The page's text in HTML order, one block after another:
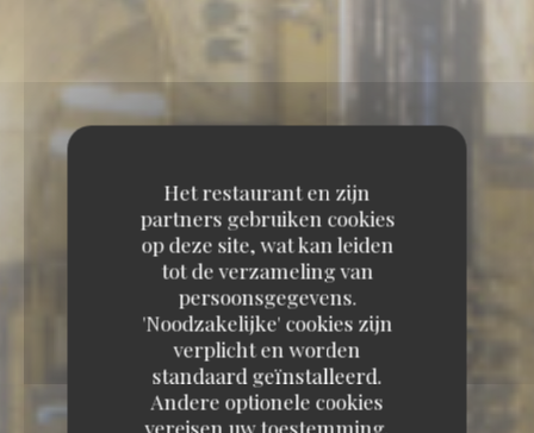
Het restaurant en zijn
partners gebruiken cookies
op deze site, wat kan leiden
tot de verzameling van
persoonsgegevens.
'Noodzakelijke' cookies zijn
verplicht en worden
standaard geïnstalleerd.
Andere optionele cookies
vereisen uw toestemming.